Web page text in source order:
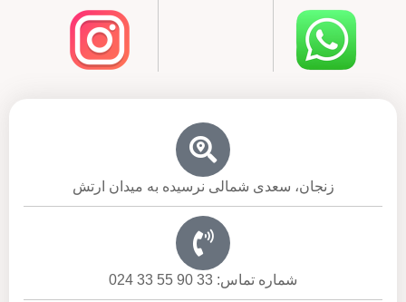
زنجان، سعدی شمالی نرسیده به میدان ارتش
شماره تماس: 33 90 55 33 024